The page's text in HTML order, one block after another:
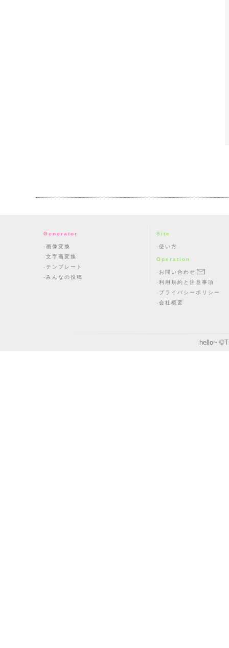
Generator
画像変換
文字画変換
テンプレート
みんなの投稿
Site
使い方
Operation
お問い合わせ
利用規約と注意事項
プライバシーポリシー
会社概要
hello~ ©